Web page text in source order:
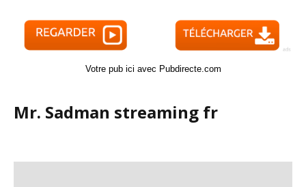
Votre pub ici avec Pubdirecte.com
Mr. Sadman streaming fr